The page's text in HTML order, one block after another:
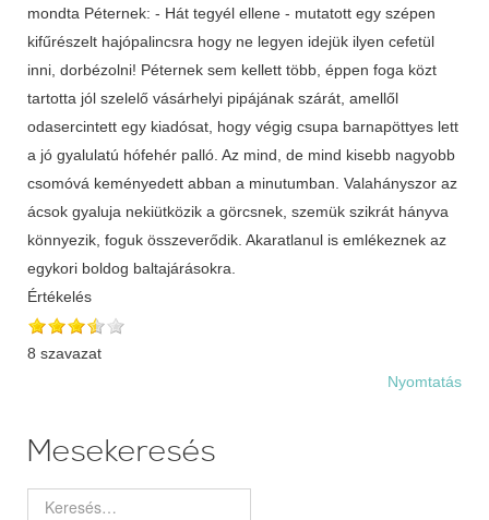
mondta Péternek: - Hát tegyél ellene - mutatott egy szépen
kifűrészelt hajópalincsra hogy ne legyen idejük ilyen cefetül
inni, dorbézolni! Péternek sem kellett több, éppen foga közt
tartotta jól szelelő vásárhelyi pipájának szárát, amellől
odasercintett egy kiadósat, hogy végig csupa barnapöttyes lett
a jó gyalulatú hófehér palló. Az mind, de mind kisebb nagyobb
csomóvá keményedett abban a minutumban. Valahányszor az
ácsok gyaluja nekiütközik a görcsnek, szemük szikrát hányva
könnyezik, foguk összeverődik. Akaratlanul is emlékeznek az
egykori boldog baltajárásokra.
Értékelés
8 szavazat
Nyomtatás
Mesekeresés